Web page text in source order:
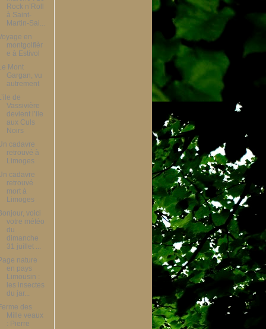
Rock n’Roll
à Saint-
Martin-Sai...
en
montgolfièr
e à Estivol
Mont
Gargan, vu
autrement
de
Vassivière
devient l’ile
aux Culs
Noirs
cadavre
retrouvé à
Limoges
cadavre
retrouvé
mort à
Limoges
voici
votre météo
du
dimanche
31 juillet ...
nature
en pays
Limousin :
les insectes
du jar...
des
Mille veaux
: Pierre